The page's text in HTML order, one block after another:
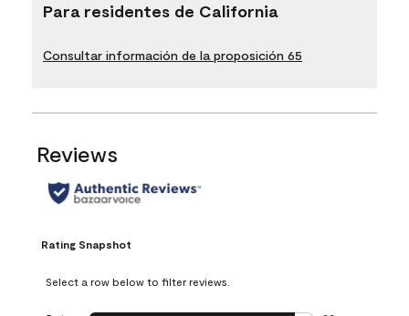
Para residentes de California
Consultar información de la proposición 65
Reviews
Rating Snapshot
Select a row below to filter reviews.